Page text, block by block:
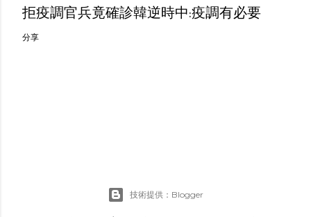
拒疫調官兵竟確診韓逆時中:疫調有必要
分享
技術提供：Blogger